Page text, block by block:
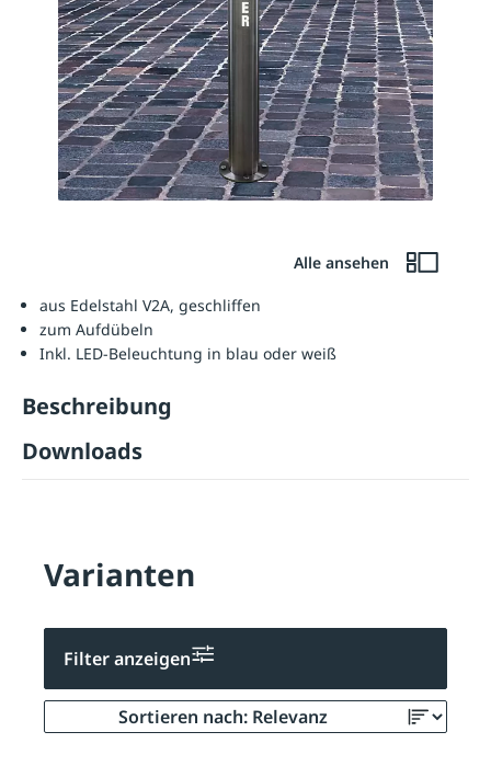
Alle ansehen
aus Edelstahl V2A, geschliffen
zum Aufdübeln
Inkl. LED-Beleuchtung in blau oder weiß
Beschreibung
Downloads
Varianten
Filter anzeigen